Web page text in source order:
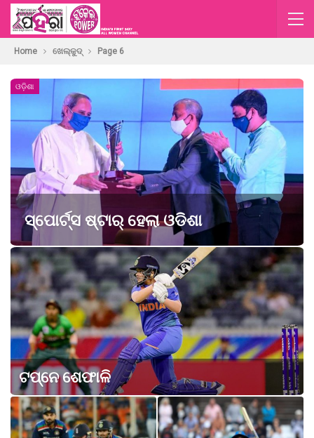
Home ଖେଲ୍‌କୁଦ୍‌ Page 6
ଓଡ଼ିଶା
ସ୍ପୋର୍ଟ୍ସ ଷ୍ଟାର୍ ହେଲା ଓଡିଶା
ଟପ୍‌ନେ ଶେଫାଳି